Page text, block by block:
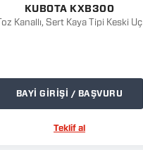
KUBOTA KXB300
Toz Kanallı, Sert Kaya Tipi Keski Uç
BAYİ GİRİŞİ / BAŞVURU
Teklif al